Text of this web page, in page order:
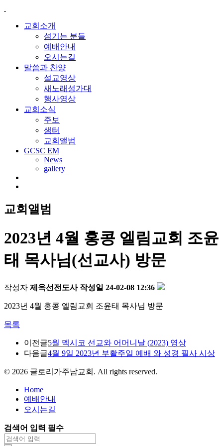
교회소개
섬기는 분들
예배안내
오시는길
말씀과 찬양
설교영상
새노래성가대
행사영상
교회소식
주보
샘터
교회앨범
GCSC EM
News
gallery
교회앨범
2023년 4월 홍콩 엘림교회 조윤
태 목사님(선교사) 방문
작성자 제옥선전도사 작성일 24-02-08 12:36
2023년 4월 홍콩 엘림교회 조윤태 목사님 방문
목록
이전글5월 멕시코 선교와 어머니날 (2023) 영상
다음글4월 9일 2023년 부활주일 예배 와 성경 필사 시상
© 2026 글로리가주남교회. All rights reserved.
Home
예배안내
오시는길
검색어 입력 필수